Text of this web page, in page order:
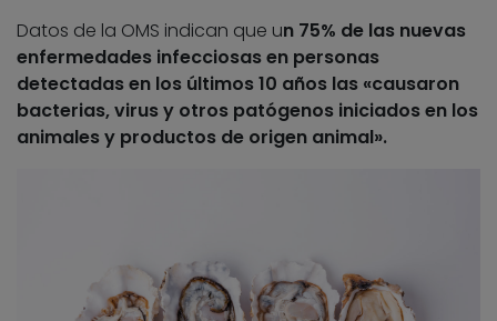
Datos de la OMS indican que un 75% de las nuevas
enfermedades infecciosas en personas
detectadas en los últimos 10 años las «causaron
bacterias, virus y otros patógenos iniciados en los
animales y productos de origen animal».